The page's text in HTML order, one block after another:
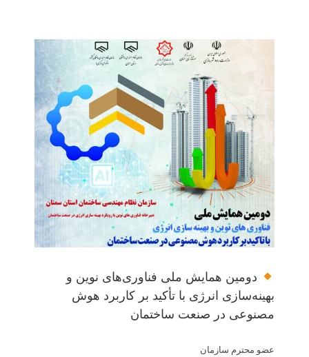
دومین همایش ملی فناوری‌های نوین و
بهینه‌سازی انرژی با تأکید بر کاربرد هوش
مصنوعی در صنعت ساختمان
عضو محترم سازمان